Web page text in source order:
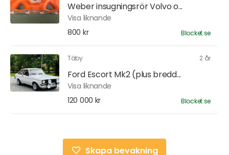
Weber insugningsrör Volvo o...
Visa liknande
800 kr
Blocket.se
Täby 2 år
Ford Escort Mk2 (plus bredd...
Visa liknande
120 000 kr
Blocket.se
Skapa bevakning